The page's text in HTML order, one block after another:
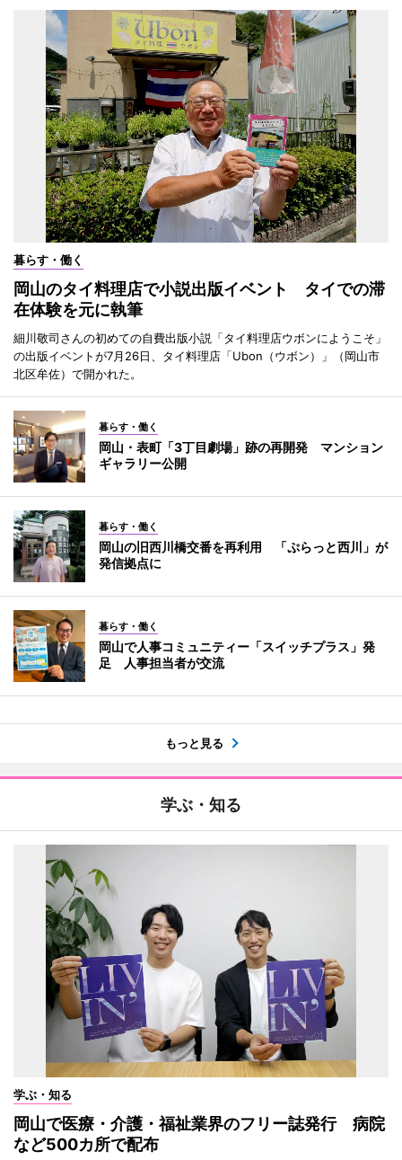
暮らす・働く
岡山のタイ料理店で小説出版イベント タイでの滞
在体験を元に執筆
細川敬司さんの初めての自費出版小説「タイ料理店ウボンにようこそ」
の出版イベントが7月26日、タイ料理店「Ubon（ウボン）」（岡山市
北区牟佐）で開かれた。
暮らす・働く
岡山・表町「3丁目劇場」跡の再開発 マンション
ギャラリー公開
暮らす・働く
岡山の旧西川橋交番を再利用 「ぷらっと西川」が
発信拠点に
暮らす・働く
岡山で人事コミュニティー「スイッチプラス」発
足 人事担当者が交流
もっと見る
学ぶ・知る
学ぶ・知る
岡山で医療・介護・福祉業界のフリー誌発行 病院
など500カ所で配布